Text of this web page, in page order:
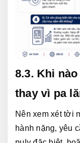
8.3. Khi
thay vì pa
Nên xem xét tời
hành nặng, yêu